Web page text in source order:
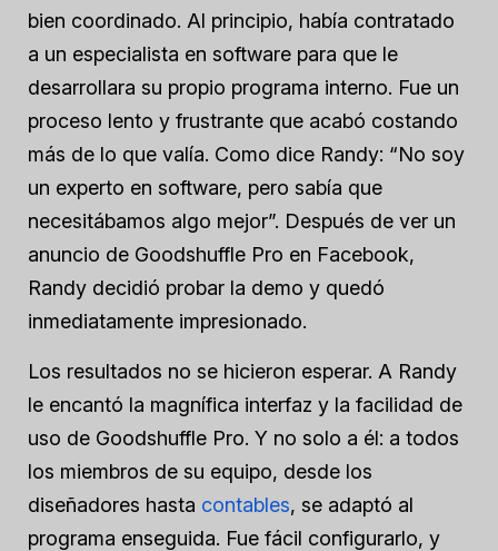
bien coordinado. Al principio, había contratado
a un especialista en software para que le
desarrollara su propio programa interno. Fue un
proceso lento y frustrante que acabó costando
más de lo que valía. Como dice Randy: “No soy
un experto en software, pero sabía que
necesitábamos algo mejor”. Después de ver un
anuncio de Goodshuffle Pro en Facebook,
Randy decidió probar la demo y quedó
inmediatamente impresionado.
Los resultados no se hicieron esperar. A Randy
le encantó la magnífica interfaz y la facilidad de
uso de Goodshuffle Pro. Y no solo a él: a todos
los miembros de su equipo, desde los
diseñadores hasta contables, se adaptó al
programa enseguida. Fue fácil configurarlo, y